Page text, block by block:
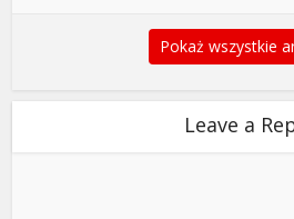
Pokaż wszystkie
Leave a